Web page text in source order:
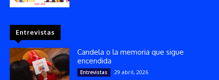
Entrevistas
Candela o la memoria que sigue
encendida
Entrevistas 29 abril, 2026